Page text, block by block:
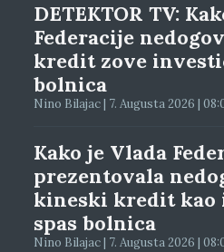
DETEKTOR TV:
Federacije
kredit zove
bolnica
Nino Bilajac | 7. Augusta 2026 |
Kako je Vlada
prezentovala
kineski kredit kao
spas bolnica
Nino Bilajac | 7. Augusta 2026 |